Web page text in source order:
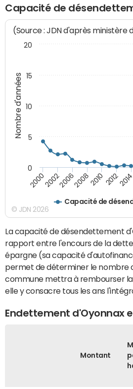
Capacité de
Nombre d'années
(Source : JDN d'après ministère
Capacité de
20002002200620082010 20122014
0
5
10
15
20
© JDN 2026
La capacité de désendettement
rapport entre l'encours de la
épargne (sa capacité
permet de déterminer le nombre
commune mettra à rembourser
elle y consacre tous les ans
Endettement d'Oyonnax
Montant